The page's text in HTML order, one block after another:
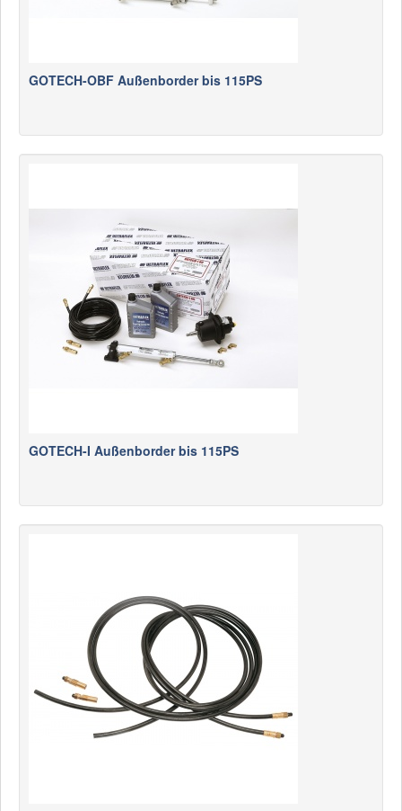
GOTECH-OBF Außenborder bis 115PS
GOTECH-I Außenborder bis 115PS